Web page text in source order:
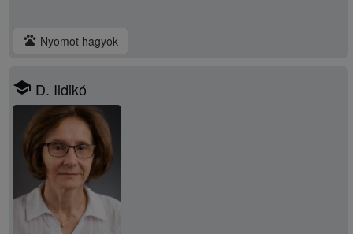
pets Nyomot hagyok
school D. Ildikó